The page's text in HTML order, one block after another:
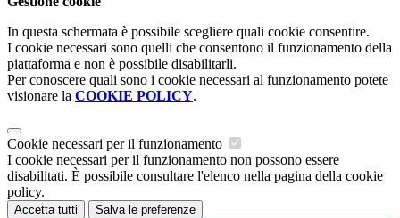
In questa schermata è possibile scegliere quali cookie consentire.
I cookie necessari sono quelli che consentono il funzionamento della
piattaforma e non è possibile disabilitarli.
Per conoscere quali sono i cookie necessari al funzionamento potete
visionare la COOKIE POLICY.
Cookie necessari per il funzionamento
I cookie necessari per il funzionamento non possono essere
disabilitati. È possibile consultare l'elenco nella pagina della cookie
policy.
Accetta tutti Salva le preferenze